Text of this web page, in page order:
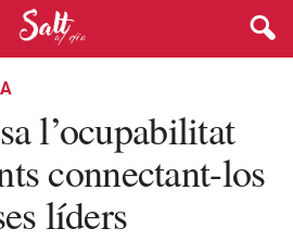
l’ocupabilitat
connectant-los
líders